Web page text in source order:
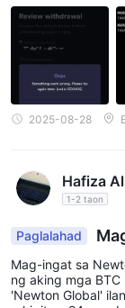
2025-08-28
Hafiza
1-2 taon
Paglalahad
Mag-ingat sa Newton
ng aking mga
'Newton Global'